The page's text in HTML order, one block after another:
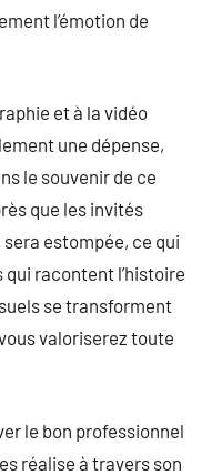
l’émotion de
et à la vidéo
une dépense,
le souvenir de ce
que les invités
estompée, ce qui
racontent l’histoire
se transforment
valoriserez toute
le bon professionnel
réalise à travers son